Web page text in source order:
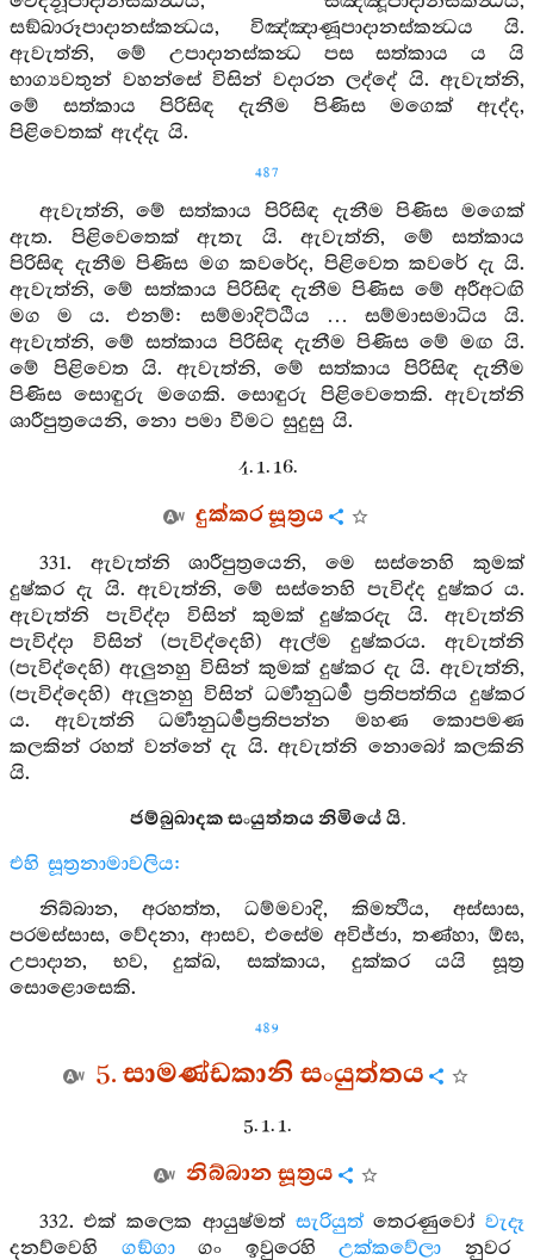
සඞ්ඛාරූපාදානස්කන්‍ධය, විඤ්ඤාණූපාදානස්කන්‍ධය යි.
ඇවැත්නි, මේ උපාදානස්කන්‍ධ පස සත්කාය ය යි
භාග්‍යවතුන් වහන්සේ විසින් වදාරන ලද්දේ යි. ඇවැත්නි,
මේ සත්කාය පිරිසිඳ දැනීම පිණිස මගෙක් ඇද්ද,
පිළිවෙතක් ඇද්දැ යි.
487
ඇවැත්නි, මේ සත්කාය පිරිසිඳ දැනීම පිණිස මගෙක්
ඇත. පිළිවෙතෙක් ඇතැ යි. ඇවැත්නි, මේ සත්කාය
පිරිසිඳ දැනීම පිණිස මග කවරේද, පිළිවෙත කවරේ දැ යි.
ඇවැත්නි, මේ සත්කාය පිරිසිඳ දැනීම පිණිස මේ අරීඅටඟි
මග ම ය. එනම්: සම්මාදිට්ඨිය … සම්මාසමාධිය යි.
ඇවැත්නි, මේ සත්කාය පිරිසිඳ දැනීම පිණිස මේ මඟ යි.
මේ පිළිවෙත යි. ඇවැත්නි, මේ සත්කාය පිරිසිඳ දැනීම
පිණිස සොඳුරු මගෙකි. සොඳුරු පිළිවෙතෙකි. ඇවැත්නි
ශාරීපුත්‍රයෙනි, නො පමා වීමට සුදුසු යි.
4. 1. 16.
දුක්කර සූත්‍රය
331. ඇවැත්නි ශාරීපුත්‍රයෙනි, මෙ සස්නෙහි කුමක්
දුෂ්කර දැ යි. ඇවැත්නි, මේ සස්නෙහි පැවිද්ද දුෂ්කර ය.
ඇවැත්නි පැවිද්දා විසින් කුමක් දුෂ්කරදැ යි. ඇවැත්නි
පැවිද්දා විසින් (පැවිද්දෙහි) ඇල්ම දුෂ්කරය. ඇවැත්නි
(පැවිද්දෙහි) ඇලුනහු විසින් කුමක් දුෂ්කර දැ යි. ඇවැත්නි,
(පැවිද්දෙහි) ඇලුනහු විසින් ධර්‍මානුධර්‍ම ප්‍රතිපත්තිය දුෂ්කර
ය. ඇවැත්නි ධර්‍මානුධර්‍මප්‍රතිපන්න මහණ කොපමණ
කලකින් රහත් වන්නේ දැ යි. ඇවැත්නි නොබෝ කලකිනි
යි.
ජම්බුඛාදක සංයුත්තය නිමියේ යි.
එහි සූත්‍රනාමාවලිය:
නිබ්බාන, අරහත්ත, ධම්මවාදි, කිමත්‍ථිය, අස්සාස,
පරමස්සාස, වේදනා, ආසව, එසේම අවිජ්ජා, තණ්හා, ඕඝ,
උපාදාන, භව, දුක්ඛ, සක්කාය, දුක්කර යයි සූත්‍ර
සොළොසෙකි.
489
5. සාමණ්ඩකානි සංයුත්තය
5. 1. 1.
නිබ්බාන සූත්‍රය
332. එක් කලෙක ආයුෂ්මත් සැරියුත්තෙරණුවෝවැදෑ
දනව්වෙහි ගඞ්ගාගං ඉවුරෙහි උක්කවේලා නුවර